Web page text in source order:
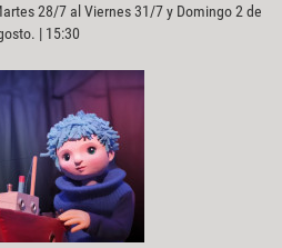
28/7 al Viernes 31/7 y Domingo 2 de
| 15:30